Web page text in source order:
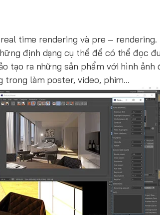
time rendering và pre –
định dạng cụ thể để có thể đọc
tạo ra những sản phẩm với hình
làm poster, video, phim…